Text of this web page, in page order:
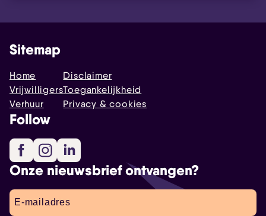
Sitemap
Home
Vrijwilligers
Verhuur
Disclaimer
Toegankelijkheid
Privacy & cookies
Follow
FacebookInstagram
Onze nieuwsbrief ontvangen?